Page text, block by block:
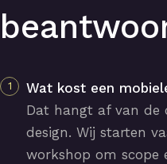
Wat kost een
Dat hangt af van de
design. Wij starten
workshop om scope